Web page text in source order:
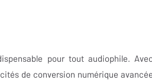
pour tout audiophile.
de conversion numérique